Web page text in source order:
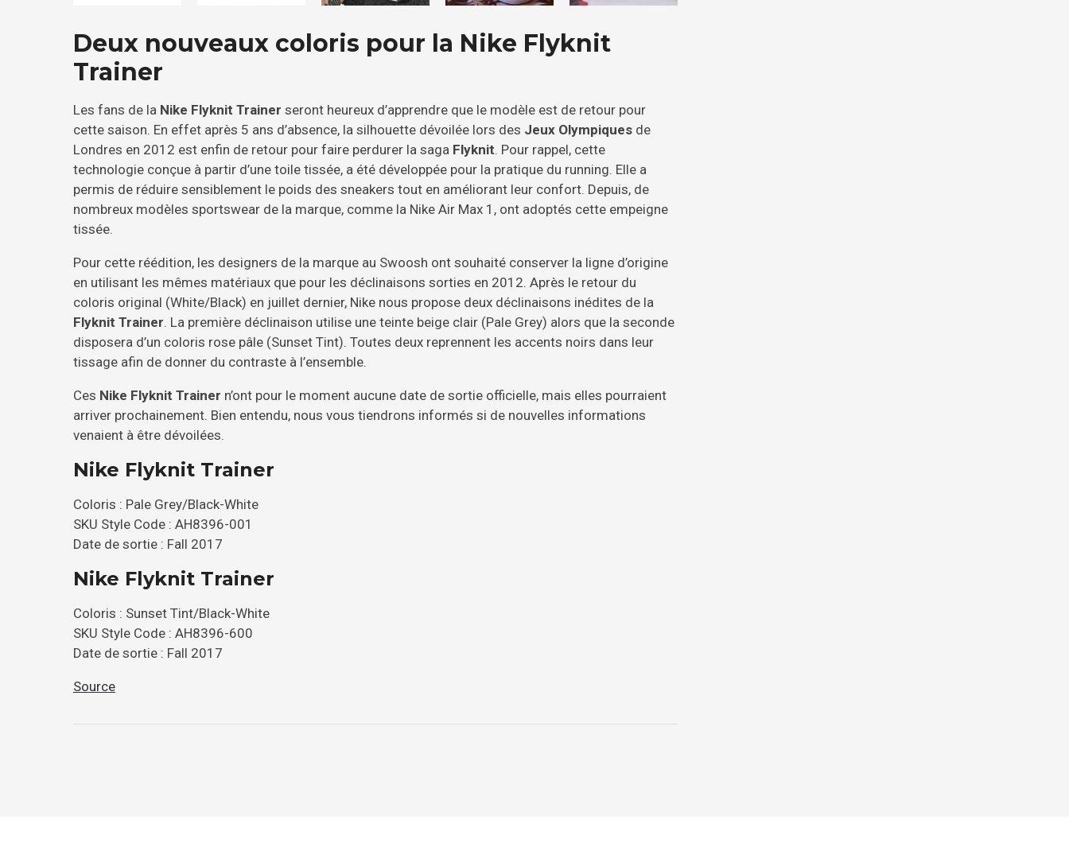
Deux nouveaux coloris pour la Nike Flyknit
Trainer
Les fans de la Nike Flyknit Trainer seront heureux d’apprendre que le modèle est de retour pour
cette saison. En effet après 5 ans d’absence, la silhouette dévoilée lors des Jeux Olympiques de
Londres en 2012 est enfin de retour pour faire perdurer la saga Flyknit. Pour rappel, cette
technologie conçue à partir d’une toile tissée, a été développée pour la pratique du running. Elle a
permis de réduire sensiblement le poids des sneakers tout en améliorant leur confort. Depuis, de
nombreux modèles sportswear de la marque, comme la Nike Air Max 1, ont adoptés cette empeigne
tissée.
Pour cette réédition, les designers de la marque au Swoosh ont souhaité conserver la ligne d’origine
en utilisant les mêmes matériaux que pour les déclinaisons sorties en 2012. Après le retour du
coloris original (White/Black) en juillet dernier, Nike nous propose deux déclinaisons inédites de la
Flyknit Trainer. La première déclinaison utilise une teinte beige clair (Pale Grey) alors que la seconde
disposera d’un coloris rose pâle (Sunset Tint). Toutes deux reprennent les accents noirs dans leur
tissage afin de donner du contraste à l’ensemble.
Ces Nike Flyknit Trainer n’ont pour le moment aucune date de sortie officielle, mais elles pourraient
arriver prochainement. Bien entendu, nous vous tiendrons informés si de nouvelles informations
venaient à être dévoilées.
Nike Flyknit Trainer
Coloris : Pale Grey/Black-White
SKU Style Code : AH8396-001
Date de sortie : Fall 2017
Nike Flyknit Trainer
Coloris : Sunset Tint/Black-White
SKU Style Code : AH8396-600
Date de sortie : Fall 2017
Source